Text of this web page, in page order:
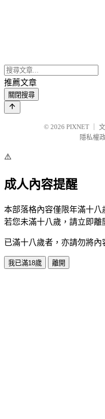
推薦文章
關閉搜尋
© 2026 PIXNET
隱私權
⚠️
成人內容提醒
本部落格內容僅限年滿十八
若您未滿十八歲，請立即離
已滿十八歲者，亦請勿將內
我已滿18歲 離開